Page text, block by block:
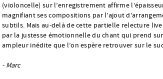
(violoncelle) sur l’enregistrement affirme
magnifiant ses compositions par l’ajout
subtils. Mais au-delà de cette partielle relecture
par la justesse émotionnelle du chant qui prend
ampleur inédite que l’on espère retrouver sur le
- Marc